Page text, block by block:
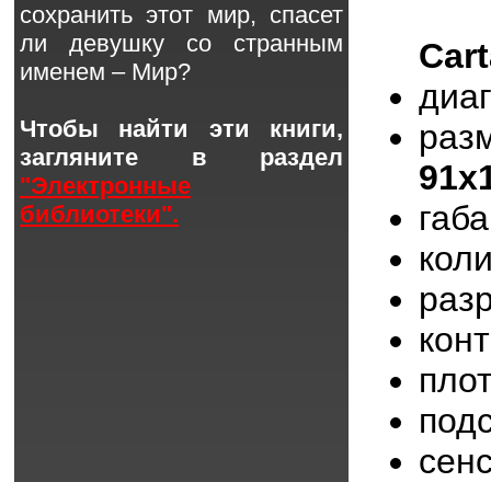
сохранить этот мир, спасет
ли девушку со странным
именем – Мир?
Чтобы найти эти книги,
загляните в раздел
"Электронные
библиотеки".